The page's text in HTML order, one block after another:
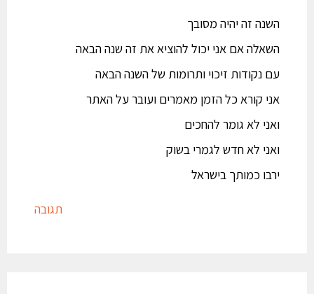
השנה זה יהיה מסובך
השאלה אם אני יכול להוציא את זה שנה הבאה
עם נקודות זיכוי ותרומות של השנה הבאה
אני קורא כל הזמן מאמרים ועובר על האתר
ואני לא גומר להחכים
ואני לא חדש לגמרי בשוק
ירבו כמותך בישראל
תגובה